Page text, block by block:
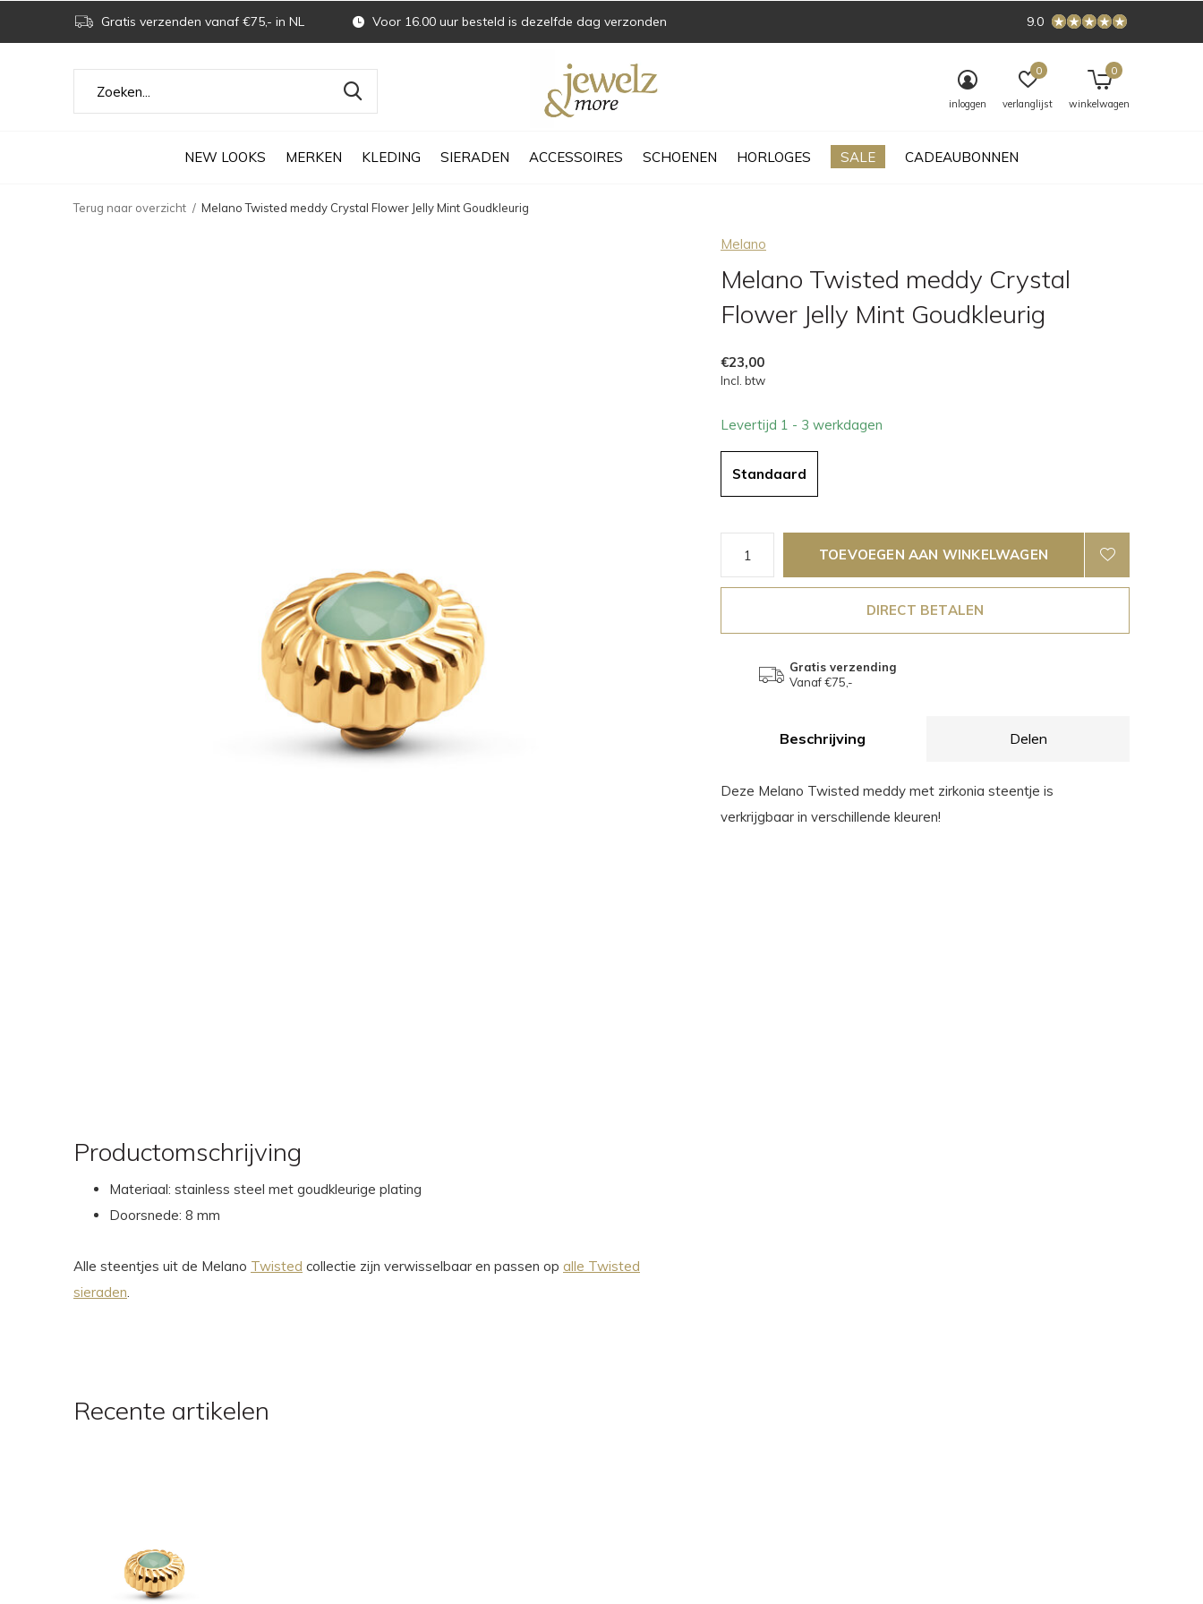
NEW LOOKS MERKEN KLEDING SIERADEN ACCESSOIRES SCHOENEN HORLOGES SALE CADEAUBONNEN
inloggen verlanglijst
0
winkelwagen
0
Gratis verzenden vanaf €75,- in NL Voor 16.00 uur besteld is dezelfde dag verzonden 9.0
Terug naar overzicht Melano Twisted meddy Crystal Flower Jelly Mint Goudkleurig
Melano
Melano Twisted meddy Crystal
Flower Jelly Mint Goudkleurig
€23,00
Incl. btw
Levertijd 1 - 3 werkdagen
Standaard
TOEVOEGEN AAN WINKELWAGEN
DIRECT BETALEN
Gratis verzending
Vanaf €75,-
Beschrijving Delen
Deze Melano Twisted meddy met zirkonia steentje is
verkrijgbaar in verschillende kleuren!
Productomschrijving
Materiaal: stainless steel met goudkleurige plating
Doorsnede: 8 mm
Alle steentjes uit de Melano Twisted collectie zijn verwisselbaar en passen op alle Twisted
sieraden.
Recente artikelen